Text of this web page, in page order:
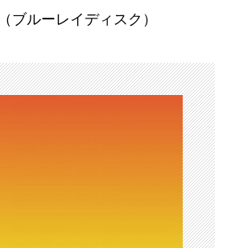
ブルーレイディスク）